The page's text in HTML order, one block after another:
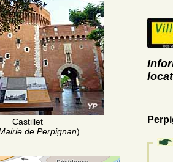
Castillet
de Perpignan)